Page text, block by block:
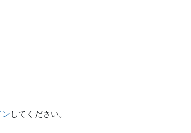
ン してください。